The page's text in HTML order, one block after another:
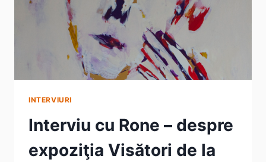
INTERVIURI
Interviu cu Rone – despre
expoziţia Visători de la